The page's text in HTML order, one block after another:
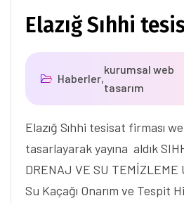
Elazığ Sıhhi
Haberler,
kurumsal web
tasarım
Elazığ Sıhhi tesisat firması
tasarlayarak yayına aldık
DRENAJ VE SU
Su Kaçağı Onarım ve Tespit